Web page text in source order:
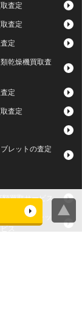
査定
査定
定
乾燥機買取査
定
査定
レットの査定
額買取サービス
ホ・タブレッ